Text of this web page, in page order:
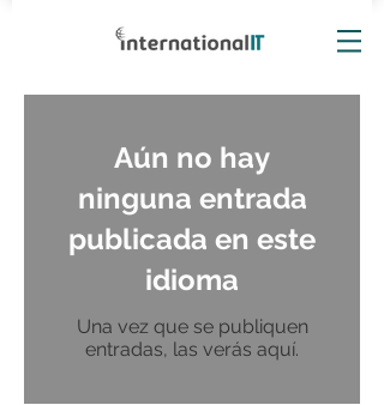
Aún no hay
ninguna entrada
publicada en este
idioma
Una vez que se publiquen
entradas, las verás aquí.